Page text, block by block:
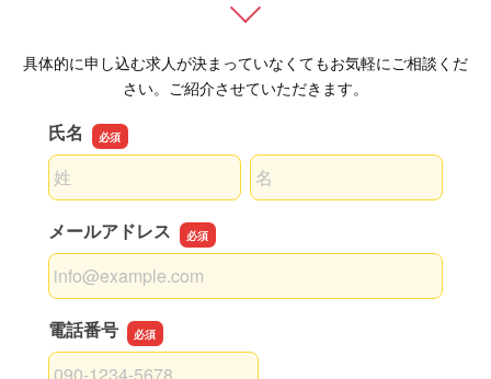
具体的に申し込む求人が決まっていなくてもお気軽にご相談くだ
さい。ご紹介させていただきます。